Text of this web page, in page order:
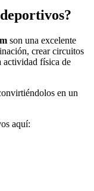
son una excelente
crear circuitos
actividad física de
en un
aquí: